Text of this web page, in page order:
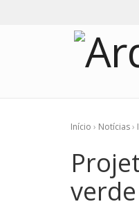
Início › Notícias›